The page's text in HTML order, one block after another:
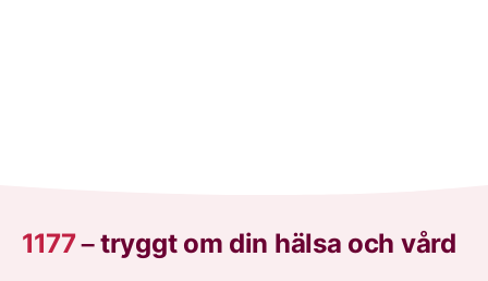
1177–tryggt om din hälsa och vård